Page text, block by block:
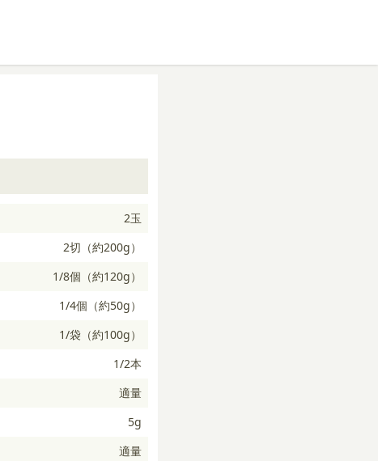
2玉
2切（約200g）
1/8個（約120g）
1/4個（約50g）
1/袋（約100g）
1/2本
適量
5g
適量